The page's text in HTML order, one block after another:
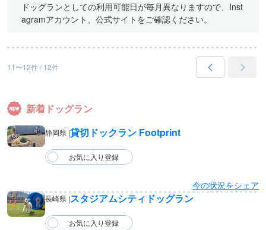
ドッグランとしての利用可能日が毎月異なりますので、Inst
agramアカウント、公式サイトをご確認ください。
11〜12件 / 12件
新着ドッグラン
静岡県 |貸切ドックラン Footprint
今の状況をシェア
長崎県 |スタジアムシティドッグラン